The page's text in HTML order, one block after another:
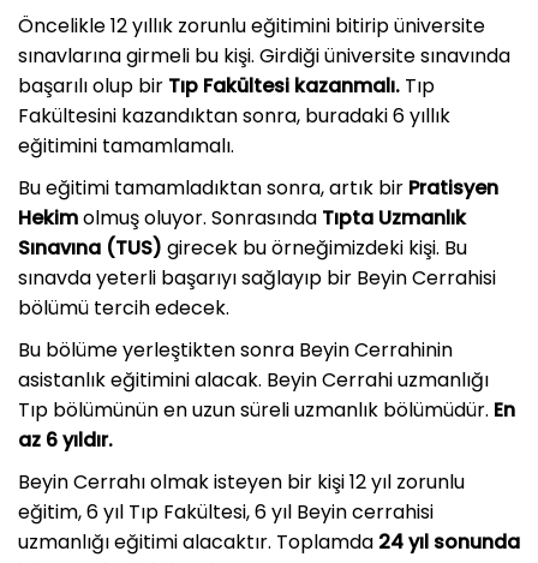
Öncelikle 12 yıllık zorunlu eğitimini bitirip üniversite
sınavlarına girmeli bu kişi. Girdiği üniversite sınavında
başarılı olup bir Tıp Fakültesi kazanmalı. Tıp
Fakültesini kazandıktan sonra, buradaki 6 yıllık
eğitimini tamamlamalı.
Bu eğitimi tamamladıktan sonra, artık bir Pratisyen
Hekimolmuş oluyor. Sonrasında Tıpta Uzmanlık
Sınavına (TUS) girecek bu örneğimizdeki kişi. Bu
sınavda yeterli başarıyı sağlayıp bir Beyin Cerrahisi
bölümü tercih edecek.
Bu bölüme yerleştikten sonra Beyin Cerrahinin
asistanlık eğitimini alacak. Beyin Cerrahi uzmanlığı
Tıp bölümünün en uzun süreli uzmanlık bölümüdür. En
az 6 yıldır.
Beyin Cerrahı olmak isteyen bir kişi 12 yıl zorunlu
eğitim, 6 yıl Tıp Fakültesi, 6 yıl Beyin cerrahisi
uzmanlığı eğitimi alacaktır. Toplamda 24 yıl sonunda